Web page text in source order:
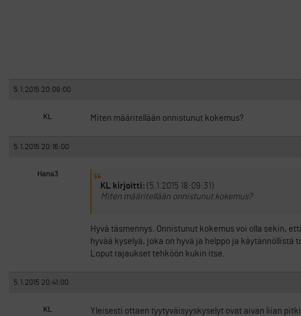
5.1.2015 20:09:00
KL Miten määritellään onnistunut kokemus?
5.1.2015 20:16:00
Hana3
KL kirjoitti: (5.1.2015 18:09:31)
Miten määritellään onnistunut kokemus?
Hyvä täsmennys. Onnistunut kokemus voi olla sekin,
hyvää kyselyä, joka on hyvä ja helppo ja
Loput rajaukset tehköön kukin itse.
5.1.2015 20:41:00
KL
Yleisesti ottaen tyytyväisyyskyselyt ovat aivan liian